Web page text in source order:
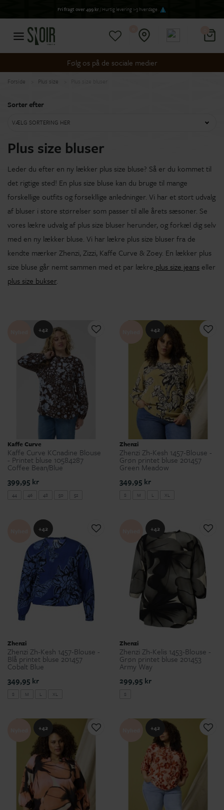
Fri fragt over 499 kr/ Hurtig levering 1-3 hverdage
Følg os på de sociale medier
Forside Plus size
Sorter efter
VÆLG SORTERING HER
Plus size bluser
Leder du efter en ny lækker plus size bluse? Så er du kommet til
det rigtige sted! En plus size bluse kan du bruge til mange
forskellige outfits og forsekllige anledninger. Vi har et stort udvalg
af bluser i store størrelser som passer til alle årets sæsoner. Se
vores lækre udvalg af plus size bluser herunder, og forkæl dig selv
med en ny lækker bluse. Vi har lækre plus size bluser fra de
kendte mærker Zhenzi, Zizzi, Kaffe Curve & Zoey. En lækker plus
size bluse går nemt sammen med et par lækre plus size jeans eller
plus size bukser.
+42
Kaffe Curve
Kaffe Curve KCnadine Blouse
- Printet bluse 10584287
Coffee Bean/Blue
399,95 kr
44 46 48 50 52
+42
Zhenzi
Zhenzi Zh-Kesh 1457-Blouse -
Grøn printet bluse 201457
Green Meadow
349,95 kr
S M L XL
+42
Zhenzi
Zhenzi Zh-Kesh 1457-Blouse -
Blå printet bluse 201457
Cobalt Blue
349,95 kr
S M L XL
+42
Zhenzi
Zhenzi Zh-Kelis 1453-Blouse -
Grøn printet bluse 201453
Army Way
299,95 kr
S
+42 +42